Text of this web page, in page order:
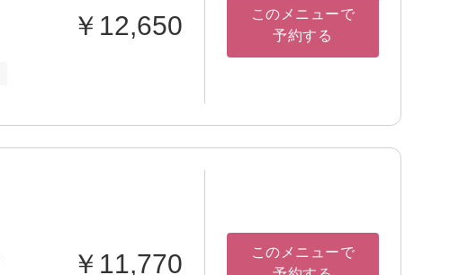
￥12,650
このメニューで
予約する
￥11,770
このメニューで